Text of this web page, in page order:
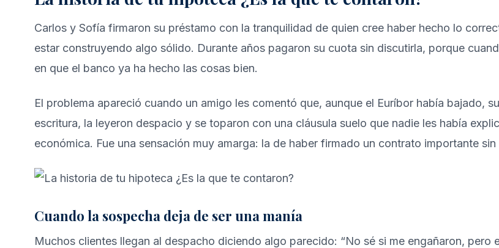
Carlos y Sofía firmaron su préstamo con la tranquilidad de quien cree haber hecho lo
estar construyendo algo sólido. Durante años pagaron su cuota sin discutirla, porque
en que el banco ya ha hecho las cosas bien.
El problema apareció cuando un amigo les comentó que, aunque el Euríbor había bajado,
escritura, la leyeron despacio y se toparon con una cláusula suelo que nadie les había
económica. Fue una sensación muy amarga: la de haber firmado un contrato importante
Cuando la sospecha deja de ser una manía
Muchos clientes llegan al despacho diciendo algo parecido: “No sé si me engañaron, pero